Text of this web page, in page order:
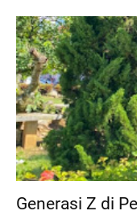
Generasi Z di